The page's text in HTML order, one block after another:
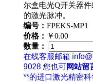
尔盒电光Q开关器
的激光脉冲。
编号： FPEKS-MP1
价格： ￥0.00
数量：
在线客服邮箱
9028 您也可网站留
**的进口激光精密科